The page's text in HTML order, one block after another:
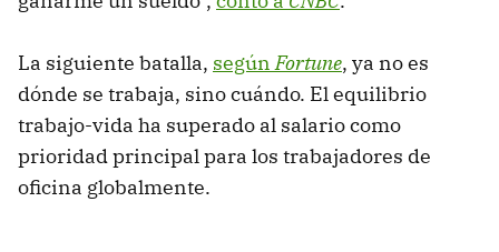
La siguiente batalla, segúnFortune, ya no es
dónde se trabaja, sino cuándo. El equilibrio
trabajo-vida ha superado al salario como
prioridad principal para los trabajadores de
oficina globalmente.